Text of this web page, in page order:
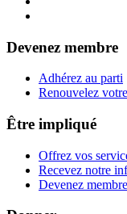
Devenez membre
Adhérez au parti
Renouvelez
Être impliqué
Offrez vos
Recevez notre
Devenez membre